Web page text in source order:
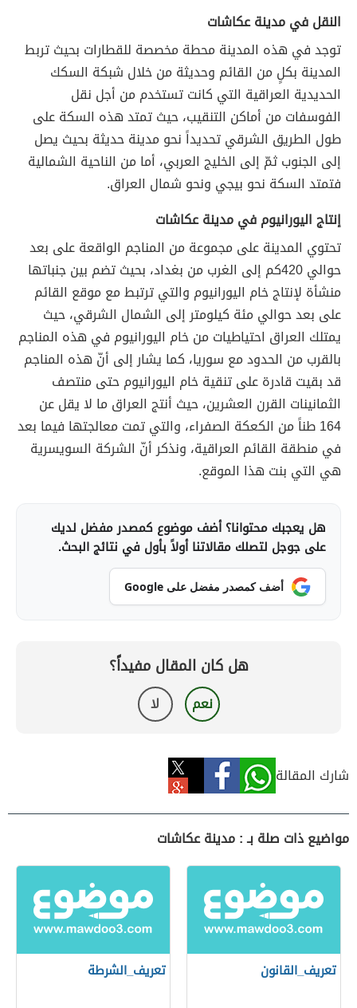
النقل في مدينة عكاشات
توجد في هذه المدينة محطة مخصصة للقطارات بحيث تربط
المدينة بكلٍ من القائم وحديثة من خلال شبكة السكك
الحديدية العراقية التي كانت تستخدم من أجل نقل
الفوسفات من أماكن التنقيب، حيث تمتد هذه السكة على
طول الطريق الشرقي تحديداً نحو مدينة حديثة بحيث يصل
إلى الجنوب ثمّ إلى الخليج العربي، أما من الناحية الشمالية
فتمتد السكة نحو بيجي ونحو شمال العراق.
إنتاج اليورانيوم في مدينة عكاشات
تحتوي المدينة على مجموعة من المناجم الواقعة على بعد
حوالي 420كم إلى الغرب من بغداد، بحيث تضم بين جنباتها
منشأة لإنتاج خام اليورانيوم والتي ترتبط مع موقع القائم
على بعد حوالي مئة كيلومتر إلى الشمال الشرقي، حيث
يمتلك العراق احتياطيات من خام اليورانيوم في هذه المناجم
بالقرب من الحدود مع سوريا، كما يشار إلى أنّ هذه المناجم
قد بقيت قادرة على تنقية خام اليورانيوم حتى منتصف
الثمانينات القرن العشرين، حيث أنتج العراق ما لا يقل عن
164 طناً من الكعكة الصفراء، والتي تمت معالجتها فيما بعد
في منطقة القائم العراقية، ونذكر أنّ الشركة السويسرية
هي التي بنت هذا الموقع.
هل يعجبك محتوانا؟ أضف موضوع كمصدر مفضل لديك
على جوجل لتصلك مقالاتنا أولاً بأول في نتائج البحث.
أضف كمصدر مفضل على Google
هل كان المقال مفيداً؟
نعم لا
شارك المقالة
مواضيع ذات صلة بـ : مدينة عكاشات
تعريف_القانون تعريف_الشرطة